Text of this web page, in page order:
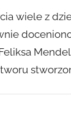
wiele z